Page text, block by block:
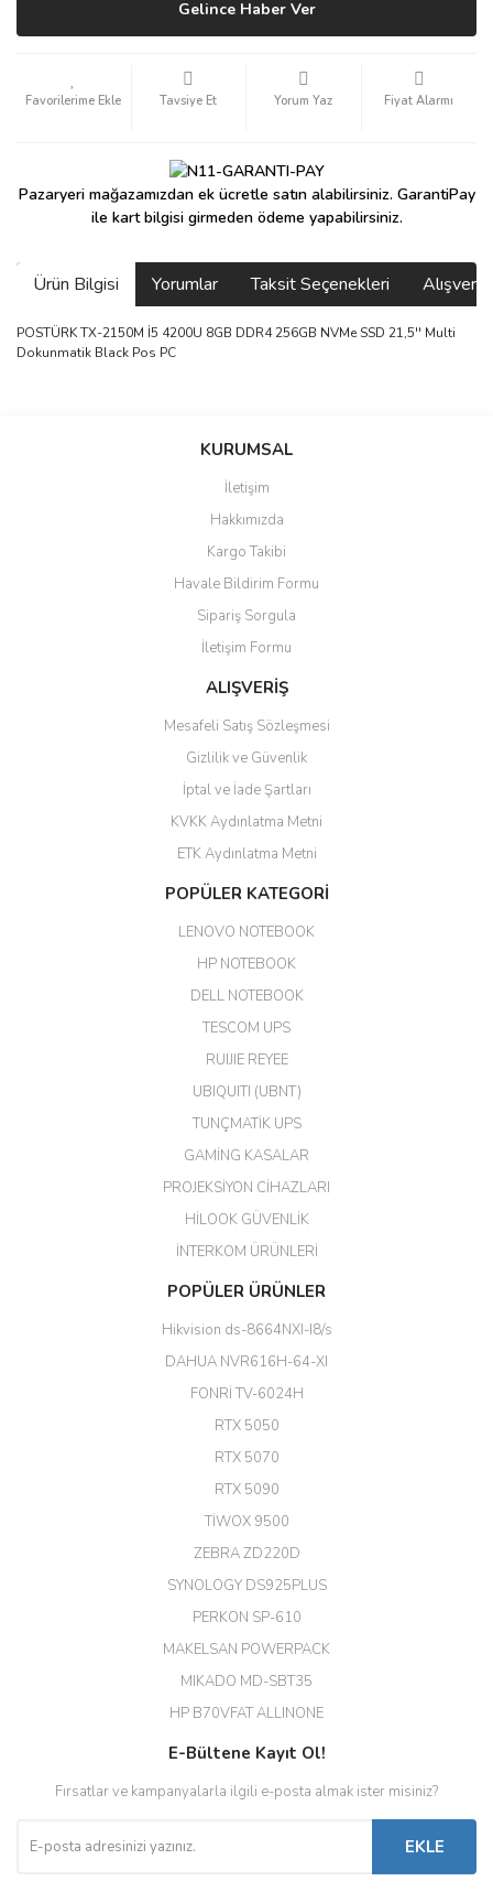
Gelince Haber Ver
Tavsiye Et Yorum Yaz Fiyat Alarmı
Pazaryeri mağazamızdan ek ücretle satın alabilirsiniz. GarantiPay
ile kart bilgisi girmeden ödeme yapabilirsiniz.
Ürün Bilgisi Yorumlar Taksit Seçenekleri
POSTÜRK TX-2150M İ5 4200U 8GB DDR4 256GB NVMe SSD 21,5'' Multi
Dokunmatik Black Pos PC
Bu ürüne ilk yorumu siz yapın!
güzel paketlenmiş ama yanında
ile 24 izlenmektedir diye küçük
bir tabela olsa daha hoş
hızlı güvenli bir alışveriş oldu
Yalçın Kaya | 20/06/2026
ahmet yiğit | 29/04/2026
Aldığım ürün kapalı kutu teslim
edildi. Teşekkür ederim.
GÜRKAN KETHÜDAOĞLU |
Her şey için teşekkür ederim çok
Erdal Cingöz | 07/02/2026
Başarılı. Bu vasıfta bir ürünü bu
kadar uygun fiyata bulabilmek
büyük şans. Güvenliticaret
(HIKVISION DS-3E0326P-E/M(B)
EROL ÇAKMAK | 26/12/2025
Diğer yorumları göster
KURUMSAL
İletişim
Hakkımızda
Kargo Takibi
Havale Bildirim Formu
Sipariş Sorgula
İletişim Formu
ALIŞVERİŞ
Mesafeli Satış Sözleşmesi
Gizlilik ve Güvenlik
İptal ve İade Şartları
KVKK Aydınlatma Metni
ETK Aydınlatma Metni
POPÜLER KATEGORİ
LENOVO NOTEBOOK
HP NOTEBOOK
DELL NOTEBOOK
TESCOM UPS
RUIJIE REYEE
UBIQUITI (UBNT)
TUNÇMATİK UPS
GAMİNG KASALAR
PROJEKSİYON CİHAZLARI
HİLOOK GÜVENLİK
İNTERKOM ÜRÜNLERİ
POPÜLER ÜRÜNLER
Hikvision ds-8664NXI-I8/s
DAHUA NVR616H-64-XI
FONRİ TV-6024H
RTX 5050
RTX 5070
RTX 5090
TİWOX 9500
ZEBRA ZD220D
SYNOLOGY DS925PLUS
PERKON SP-610
MAKELSAN POWERPACK
MIKADO MD-SBT35
HP B70VFAT ALLINONE
E-Bültene Kayıt Ol!
Fırsatlar ve kampanyalarla ilgili e-posta almak ister misiniz?
EKLE